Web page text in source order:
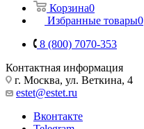
Корзина0
Избранные товары0
8 (800) 7070-353
Контактная информация
г. Москва, ул. Веткина, 4
estet@estet.ru
Вконтакте